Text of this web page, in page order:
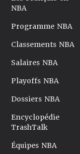
NBA
Programme NBA
Classements NBA
Salaires NBA
Playoffs NBA
Dossiers NBA
Encyclopédie
TrashTalk
Équipes NBA